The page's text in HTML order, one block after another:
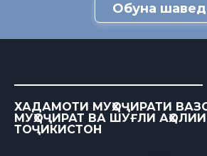
Обуна шавед
ХАДАМОТИ МУҲОҶИРАТИ
МУҲОҶИРАТ ВА ШУҒЛИ АҲОЛИИ
ТОҶИКИСТОН